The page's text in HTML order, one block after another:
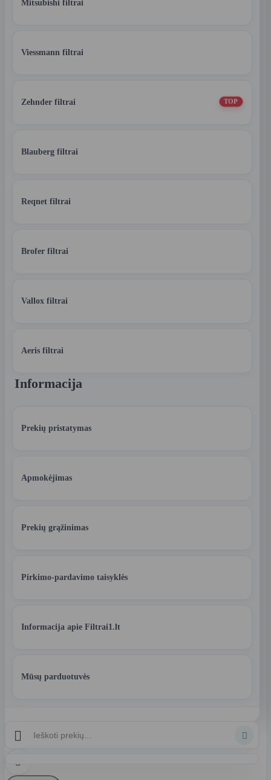
Mitsubishi filtrai
Viessmann filtrai
Zehnder filtrai TOP
Blauberg filtrai
Reqnet filtrai
Brofer filtrai
Vallox filtrai
Aeris filtrai
Informacija
Prekių pristatymas
Apmokėjimas
Prekių grąžinimas
Pirkimo-pardavimo taisyklės
Informacija apie Filtrai1.lt
Mūsų parduotuvės
 
